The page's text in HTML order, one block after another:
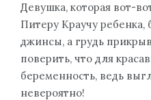
Девушка, которая вот-
Питеру Краучу
джинсы, а грудь
поверить, что для
беременность, ведь
невероятно!